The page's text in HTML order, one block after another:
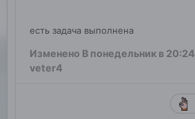
есть задача выполнена
Изменено В понедельник в 20:24
veter4